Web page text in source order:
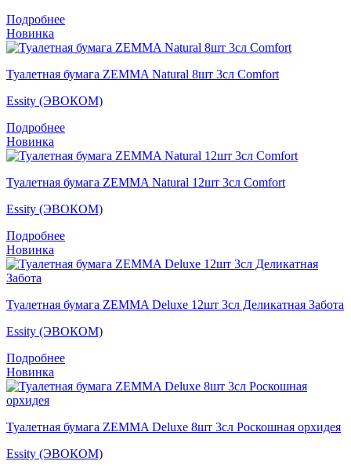
Подробнее
Новинка
Туалетная бумага ZEMMA Natural 8шт 3сл Comfort
Essity (ЭВОКОМ)
Подробнее
Новинка
Туалетная бумага ZEMMA Natural 12шт 3сл Comfort
Essity (ЭВОКОМ)
Подробнее
Новинка
Туалетная бумага ZEMMA Deluxe 12шт 3сл Деликатная Забота
Essity (ЭВОКОМ)
Подробнее
Новинка
Туалетная бумага ZEMMA Deluxe 8шт 3сл Роскошная орхидея
Essity (ЭВОКОМ)